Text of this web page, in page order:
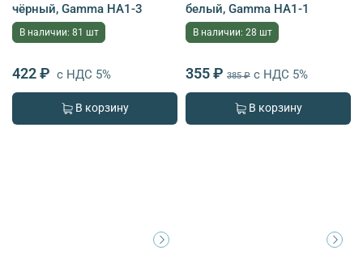
чёрный, Gamma HA1-3
В наличии: 81 шт
422 ₽ с НДС 5%
В корзину
белый, Gamma HA1-1
В наличии: 28 шт
355 ₽ 385 ₽ с НДС 5%
В корзину